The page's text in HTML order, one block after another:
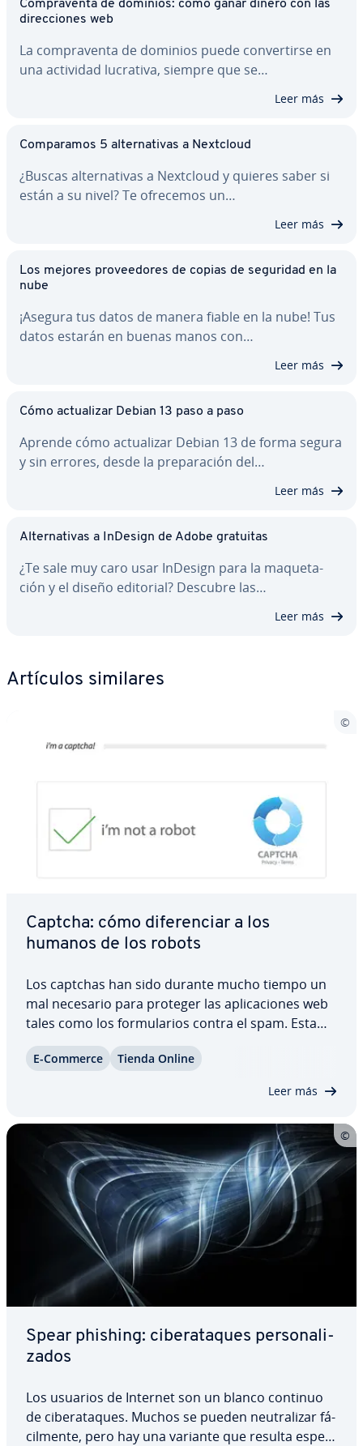
Co­m­pra­ve­n­ta de dominios: cómo ganar dinero con las
di­re­c­cio­nes web
La co­m­pra­ve­n­ta de dominios puede co­n­ve­r­ti­r­se en
una actividad lucrativa, siempre que se…
Leer más
Co­m­pa­ra­mos 5 al­te­r­na­ti­vas a Nextcloud
¿Buscas al­te­r­na­ti­vas a Nextcloud y quieres saber si
están a su nivel? Te ofrecemos un…
Leer más
Los mejores pro­vee­do­res de copias de seguridad en la
nube
¡Asegura tus datos de manera fiable en la nube! Tus
datos estarán en buenas manos con…
Leer más
Cómo ac­tua­li­zar Debian 13 paso a paso
Aprende cómo ac­tua­li­zar Debian 13 de forma segura
y sin errores, desde la pre­pa­ra­ción del…
Leer más
Al­te­r­na­ti­vas a InDesign de Adobe gratuitas
¿Te sale muy caro usar InDesign para la ma­que­ta­
ción y el diseño editorial? Descubre las…
Leer más
Artículos similares
Captcha: cómo di­fe­re­n­ciar a los
humanos de los robots
Los captchas han sido durante mucho tiempo un
mal necesario para proteger las apli­ca­cio­nes web
tales como los fo­r­mu­la­rios contra el spam. Esta
má­ti­ca con la que es posible di­fe­re­n­ciar a las
E-Commerce Tienda Online
Leer más
Spear phishing: ci­ber­ata­ques pe­r­so­na­li­
za­dos
Los usuarios de Internet son un blanco continuo
de ci­ber­ata­ques. Muchos se pueden neu­tra­li­zar fá­
ci­l­me­n­te, pero hay una variante que resulta es­pe­